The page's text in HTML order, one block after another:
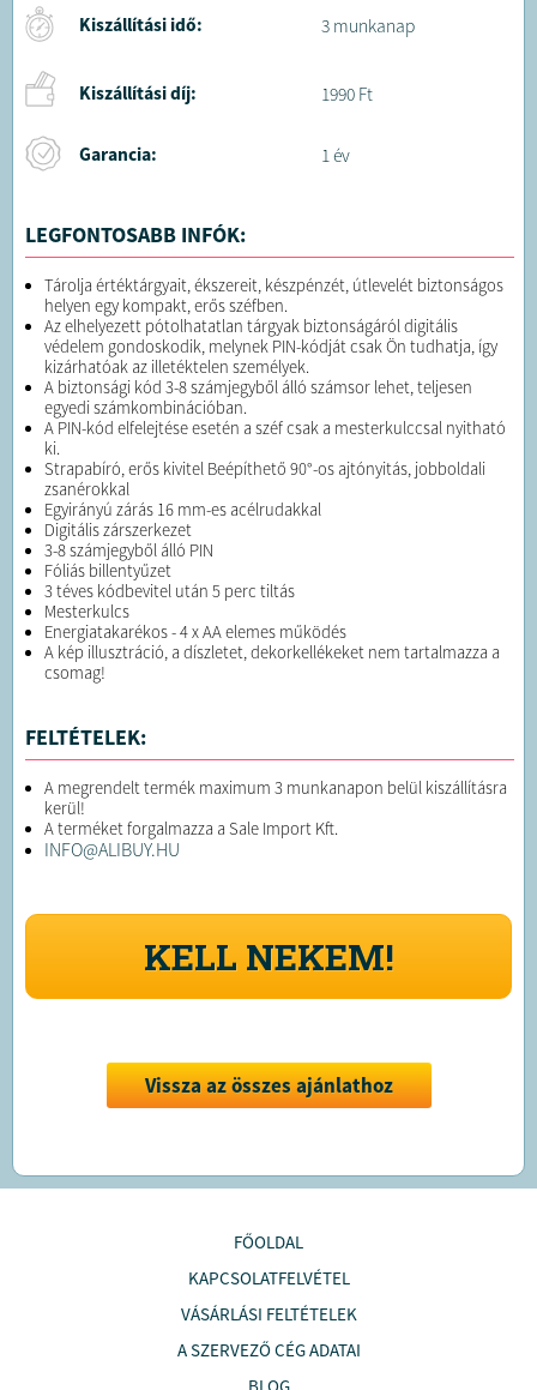
Kiszállítási idő: 3 munkanap
Kiszállítási díj: 1990 Ft
Garancia: 1 év
LEGFONTOSABB INFÓK:
Tárolja értéktárgyait, ékszereit, készpénzét, útlevelét biztonságos
helyen egy kompakt, erős széfben.
Az elhelyezett pótolhatatlan tárgyak biztonságáról digitális
védelem gondoskodik, melynek PIN-kódját csak Ön tudhatja, így
kizárhatóak az illetéktelen személyek.
A biztonsági kód 3-8 számjegyből álló számsor lehet, teljesen
egyedi számkombinációban.
A PIN-kód elfelejtése esetén a széf csak a mesterkulccsal nyitható
ki.
Strapabíró, erős kivitel Beépíthető 90°-os ajtónyitás, jobboldali
zsanérokkal
Egyirányú zárás 16 mm-es acélrudakkal
Digitális zárszerkezet
3-8 számjegyből álló PIN
Fóliás billentyűzet
3 téves kódbevitel után 5 perc tiltás
Mesterkulcs
Energiatakarékos - 4 x AA elemes működés
A kép illusztráció, a díszletet, dekorkellékeket nem tartalmazza a
csomag!
FELTÉTELEK:
A megrendelt termék maximum 3 munkanapon belül kiszállításra
kerül!
A terméket forgalmazza a Sale Import Kft.
INFO@ALIBUY.HU
KELL NEKEM!
Vissza az összes ajánlathoz
FŐOLDAL
KAPCSOLATFELVÉTEL
VÁSÁRLÁSI FELTÉTELEK
A SZERVEZŐ CÉG ADATAI